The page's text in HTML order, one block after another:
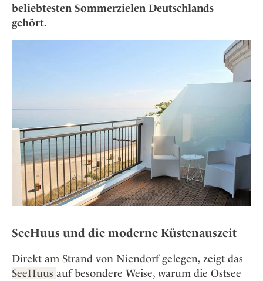
USA
beliebtesten Sommerzielen Deutschlands
gehört.
SeeHuus und die moderne Küstenauszeit
Direkt am Strand von Niendorf gelegen, zeigt das
SeeHuus auf besondere Weise, warum die Ostsee